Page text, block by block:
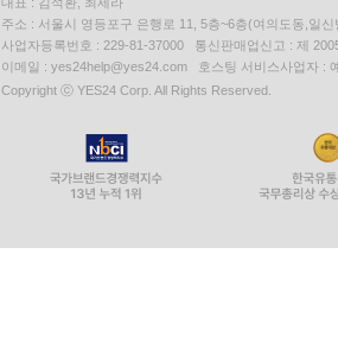
주소 : 서울시 영등포구 은행로 11, 5층~6층(여의도동,일신
사업자등록번호 : 229-81-37000 통신판매업신고 : 제
이메일 : yes24help@yes24.com 호스팅 서비스사업자 :
Copyright ⓒ YES24 Corp. All Rights Reserved.